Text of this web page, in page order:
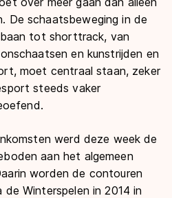
De schaatsbeweging in de
tot shorttrack, van
en kunstrijden en
moet centraal staan, zeker
steeds vaker
werd deze week de
aan het algemeen
worden de contouren
Winterspelen in 2014 in